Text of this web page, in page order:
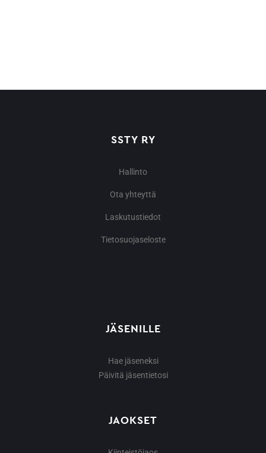
SSTY RY
Hallinto
Ota yhteyttä
Laskutustiedot
Tietosuojaseloste
JÄSENILLE
Hae jäseneksi
Päivitä jäsentietosi
JAOKSET